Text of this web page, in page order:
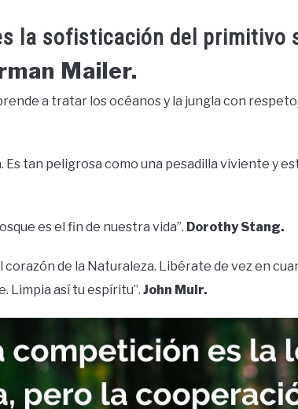
la sofisticación del primitivo
Mailer.
a tratar los océanos y la jungla con
Es tan peligrosa como una pesadilla viviente y
es el fin de nuestra vida”. Dorothy Stang.
de la Naturaleza. Libérate de vez en
Limpia así tu espíritu”. John Muir.